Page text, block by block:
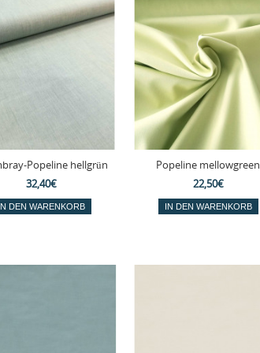
Popeline hellgrün
32,40€
Popeline mellowgreen
22,50€